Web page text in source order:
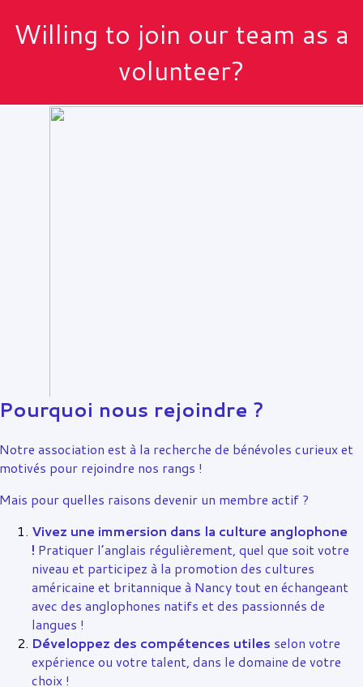
Willing to join our team as a
volunteer?
nous rejoindre ?
association est à la recherche de bénévoles curieux et
pour rejoindre nos rangs !
pour quelles raisons devenir un membre actif ?
Vivez une immersion dans la culture anglophone
! Pratiquer l’anglais régulièrement, quel que soit votre
niveau et participez à la promotion des cultures
américaine et britannique à Nancy tout en échangeant
avec des anglophones natifs et des passionnés de
langues !
Développez des compétences utiles selon votre
expérience ou votre talent, dans le domaine de votre
choix !